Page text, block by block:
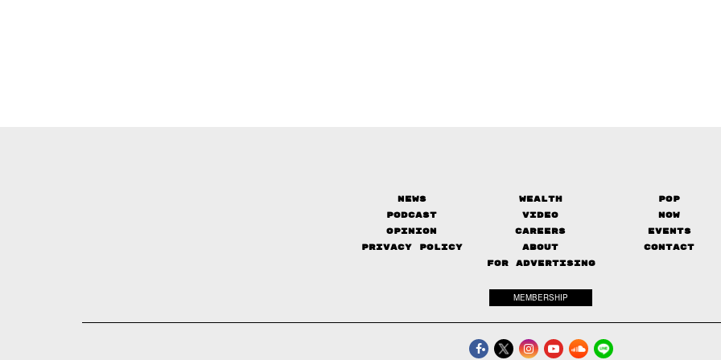
News Wealth
Pop
Podcast
Video
Now
Opinion
Careers
Events
Privacy Policy
About
Contact
FOR ADVERTISING
MEMBERSHIP